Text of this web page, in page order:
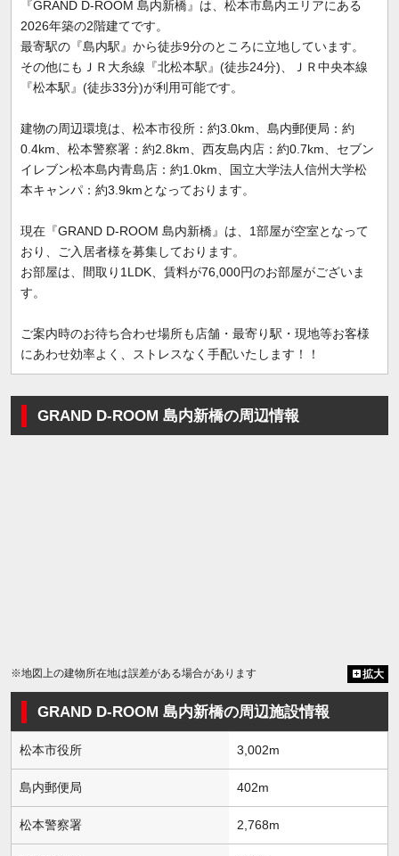
『GRAND D-ROOM 島内新橋』は、松本市島内エリアにある
2026年築の2階建てです。
最寄駅の『島内駅』から徒歩9分のところに立地しています。
その他にもＪＲ大糸線『北松本駅』(徒歩24分)、ＪＲ中央本線
『松本駅』(徒歩33分)が利用可能です。
建物の周辺環境は、松本市役所：約3.0km、島内郵便局：約
0.4km、松本警察署：約2.8km、西友島内店：約0.7km、セブン
イレブン松本島内青島店：約1.0km、国立大学法人信州大学松
本キャンパ：約3.9kmとなっております。
現在『GRAND D-ROOM 島内新橋』は、1部屋が空室となって
おり、ご入居者様を募集しております。
お部屋は、間取り1LDK、賃料が76,000円のお部屋がございま
す。
ご案内時のお待ち合わせ場所も店舗・最寄り駅・現地等お客様
にあわせ効率よく、ストレスなく手配いたします！！
GRAND D-ROOM 島内新橋の周辺情報
※地図上の建物所在地は誤差がある場合があります 拡大
GRAND D-ROOM 島内新橋の周辺施設情報
松本市役所 3,002m
島内郵便局 402m
松本警察署 2,768m